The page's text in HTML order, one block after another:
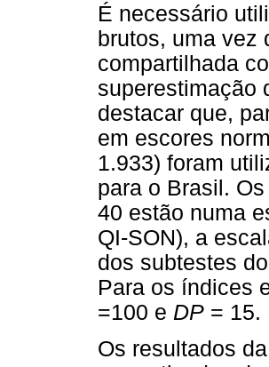
É necessário
brutos, uma vez
compartilhada
superestimação
destacar que,
em escores
1.933) foram
para o Brasil.
40 estão numa
QI-SON), a
dos subtestes
Para os índices
=100 e DP = 15.
Os resultados da